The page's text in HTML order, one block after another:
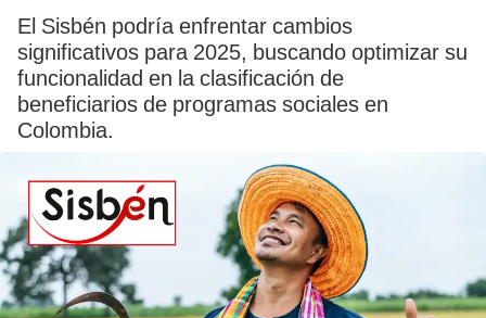
El Sisbén podría enfrentar cambios
significativos para 2025, buscando optimizar su
funcionalidad en la clasificación de
beneficiarios de programas sociales en
Colombia.